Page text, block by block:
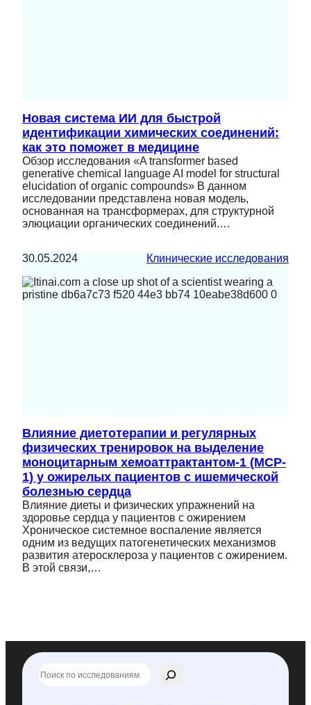
Новая система ИИ для быстрой
идентификации химических соединений:
как это поможет в медицине
Обзор исследования «A transformer based
generative chemical language AI model for structural
elucidation of organic compounds» В данном
исследовании представлена новая модель,
основанная на трансформерах, для структурной
элюциации органических соединений.…
30.05.2024 Клинические исследования
Влияние диетотерапии и регулярных
физических тренировок на выделение
моноцитарным хемоаттрактантом-1 (MCP-
1) у ожирелых пациентов с ишемической
болезнью сердца
Влияние диеты и физических упражнений на
здоровье сердца у пациентов с ожирением
Хроническое системное воспаление является
одним из ведущих патогенетических механизмов
развития атеросклероза у пациентов с ожирением.
В этой связи,…
о